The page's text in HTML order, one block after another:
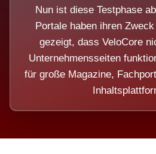
Nun ist diese Testphase
Portale haben ihren
gezeigt, dass VeloCore
Unternehmensseiten
für große Magazine,